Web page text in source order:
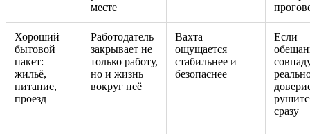
месте
Хороший
бытовой
пакет:
жильё,
питание,
проезд
Работодатель
закрывает не
только работу,
но и жизнь
вокруг неё
Вахта
ощущается
стабильнее и
безопаснее
Если
сразу